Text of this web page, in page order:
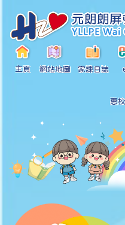
主頁 網站地圖 家課日誌
惠